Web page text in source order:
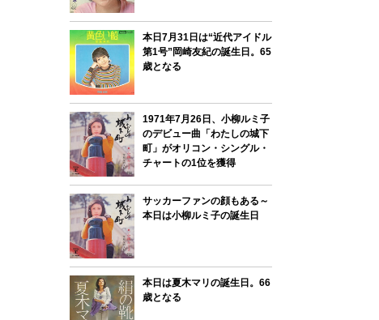
本日7月31日は“近代アイドル
第1号”岡崎友紀の誕生日。65
歳となる
1971年7月26日、小柳ルミ子
のデビュー曲「わたしの城下
町」がオリコン・シングル・
チャートの1位を獲得
サッカーファンの顔もある～
本日は小柳ルミ子の誕生日
本日は夏木マリの誕生日。66
歳となる